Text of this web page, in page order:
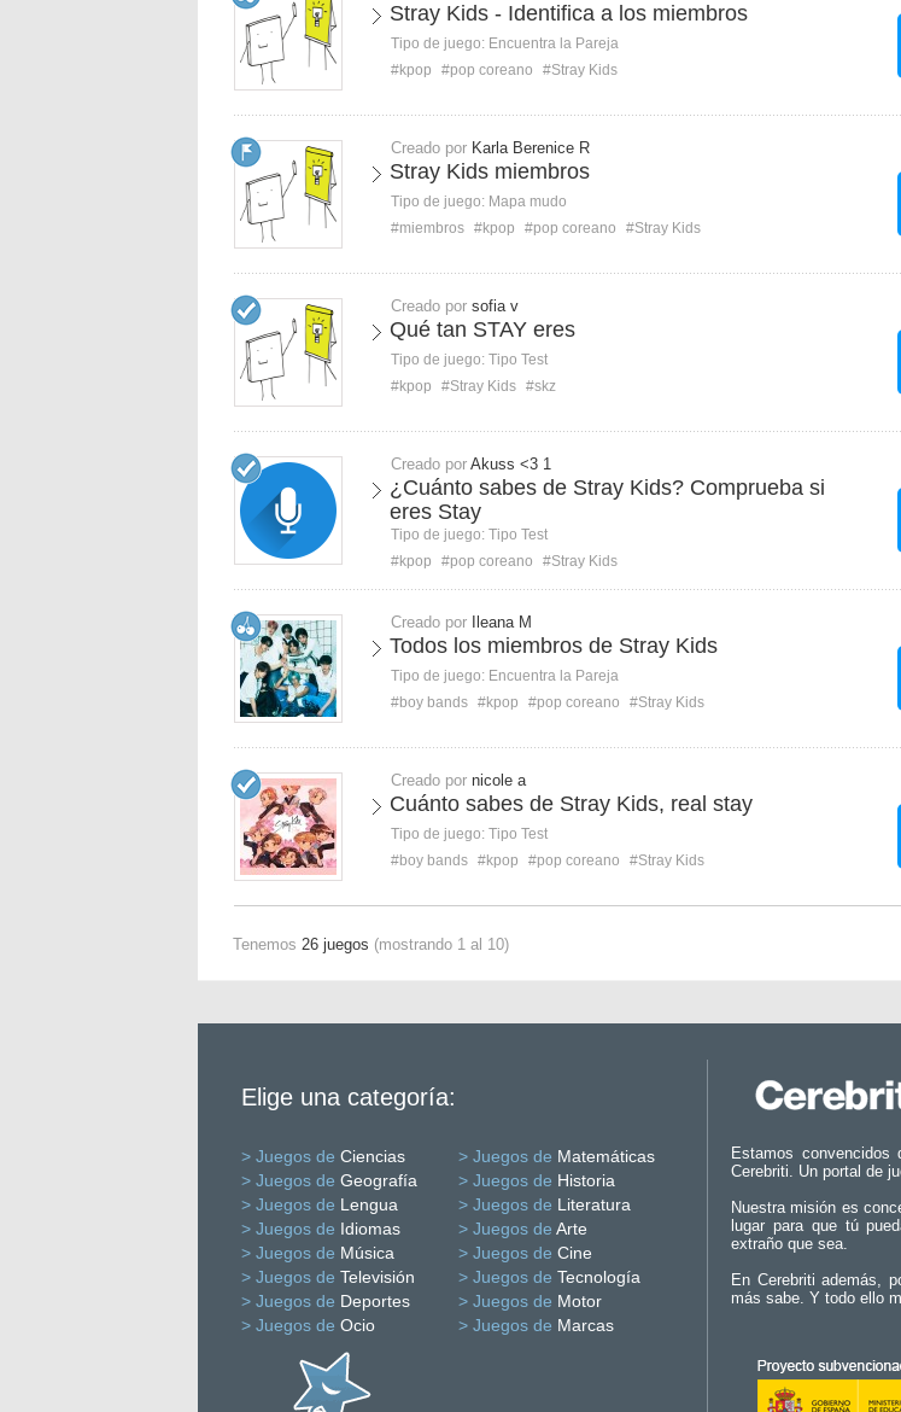
Stray Kids - Identifica a los miembros
Tipo de juego: Encuentra la Pareja
#kpop
#pop coreano #Stray Kids
Creado por Karla Berenice R
Stray Kids miembros
Tipo de juego: Mapa mudo
#miembros #kpop #pop coreano #Stray Kids
Creado por sofia v
Qué tan STAY eres
Tipo de juego: Tipo Test
#kpop
#Stray Kids #skz
Creado por Akuss <3 1
¿Cuánto sabes de Stray Kids? Comprueba si
eres Stay
Tipo de juego: Tipo Test
#kpop
#pop coreano #Stray Kids
Creado por Ileana M
Todos los miembros de Stray Kids
Tipo de juego: Encuentra la Pareja
#boy bands #kpop #pop coreano #Stray Kids
Creado por nicole a
Cuánto sabes de Stray Kids, real stay
Tipo de juego: Tipo Test
#boy bands #kpop #pop coreano #Stray Kids
Tenemos 26 juegos (mostrando 1 al 10)
Elige una categoría:
> Juegos de Ciencias > Juegos de Matemáticas
> Juegos de Geografía > Juegos de Historia
> Juegos de Lengua > Juegos de Literatura
> Juegos de Idiomas > Juegos de Arte
> Juegos de Música > Juegos de Cine
> Juegos de Televisión > Juegos de Tecnología
> Juegos de Deportes > Juegos de Motor
> Juegos de Ocio > Juegos de Marcas
Estamos
Cerebriti. Un portal de
Nuestra misión es
lugar para que tú
extraño que sea.
En Cerebriti además,
más sabe. Y todo ello